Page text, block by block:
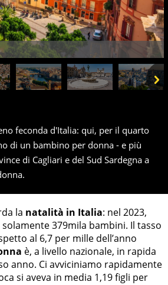
feconda d'Italia: qui, per il quarto
di un bambino per donna - e più
di Cagliari e del Sud Sardegna a
la natalità in Italia: nel 2023,
379mila bambini. Il tasso
al 6,7 per mille dell’anno
è, a livello nazionale, in rapida
anno. Ci avviciniamo rapidamente
si aveva in media 1,19 figli per